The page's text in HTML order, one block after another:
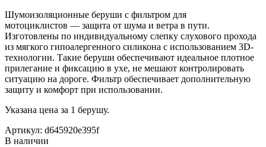
Шумоизоляционные беруши с фильтром для
мотоциклистов — защита от шума и ветра в пути.
Изготовлены по индивидуальному слепку слухового прохода
из мягкого гипоалергенного силикона с использованием 3D-
технологии. Такие беруши обеспечивают идеальное плотное
прилегание и фиксацию в ухе, не мешают контролировать
ситуацию на дороге. Фильтр обеспечивает дополнительную
защиту и комфорт при использовании.
Указана цена за 1 берушу.
Артикул: d645920e395f
В наличии